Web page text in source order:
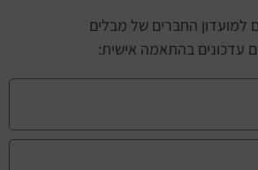
למועדון החברים של מבלים
עדכונים בהתאמה אישית: